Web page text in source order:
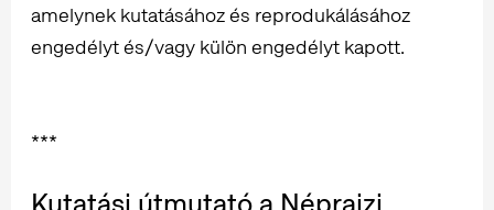
amelynek kutatásához és reprodukálásához
engedélyt és/vagy külön engedélyt kapott.
***